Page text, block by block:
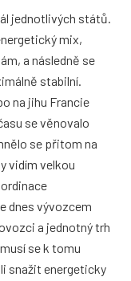
jednotlivých států.
mix,
a následně se
stabilní.
na jihu Francie
se věnovalo
se přitom na
vidím velkou
dnes vývozcem
a jednotný trh
se k tomu
snažit energeticky